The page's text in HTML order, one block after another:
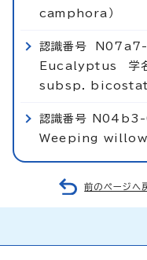
camphora）
認識番号 N07a7-
Eucalyptus 学
subsp.
認識番号 N04b3-
Weeping willow
前のページへ